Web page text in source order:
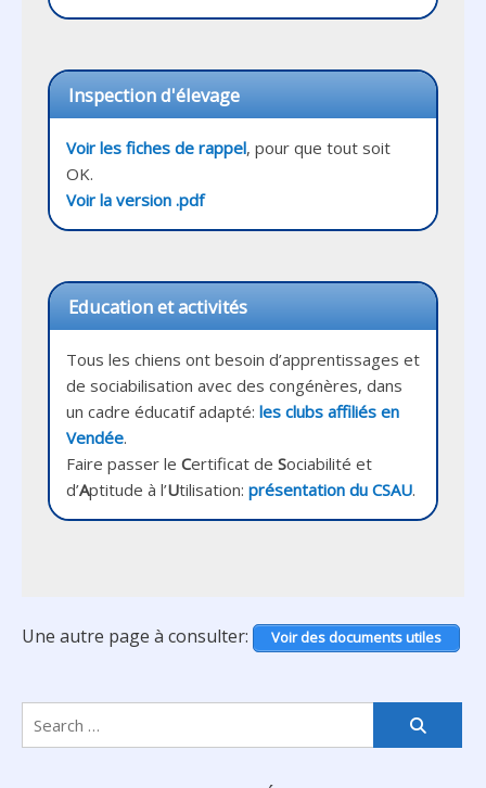
Inspection d'élevage
Voir les fiches de rappel, pour que tout soit
Voir la version .pdf
Education et activités
Tous les chiens ont besoin d’apprentissages et
de sociabilisation avec des congénères, dans
un cadre éducatif adapté: les clubs affiliés en
Vendée.
Faire passer le Certificat de Sociabilité et
d’Aptitude à l’Utilisation: présentation du CSAU
Une autre page à consulter: Voir des documents utiles
Search
for: